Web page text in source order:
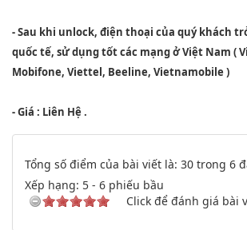
- Sau khi unlock, điện thoại của quý khách
quốc tế, sử dụng tốt các mạng ở Việt Nam (
Mobifone, Viettel, Beeline, Vietnamobile )
- Giá : Liên Hệ .
Tổng số điểm của bài viết là: 30 trong 6
Xếp hạng: 5 - 6 phiếu bầu
Click để đánh giá bài